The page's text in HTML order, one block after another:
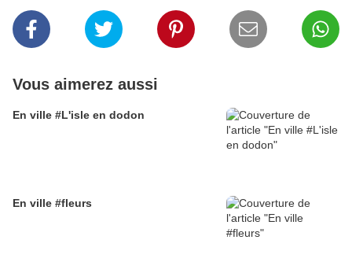
Vous aimerez aussi
En ville #L'isle en dodon
En ville #fleurs